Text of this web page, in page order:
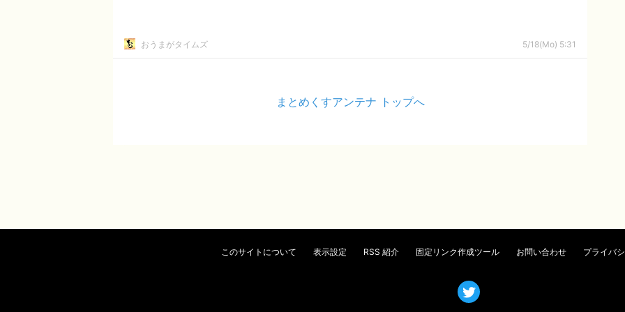
おうまがタイムズ 5/18(Mo) 5:31
まとめくすアンテナ トップへ
このサイトについて 表示設定 RSS 紹介 固定リンク作成ツール お問い合わせ プライバ